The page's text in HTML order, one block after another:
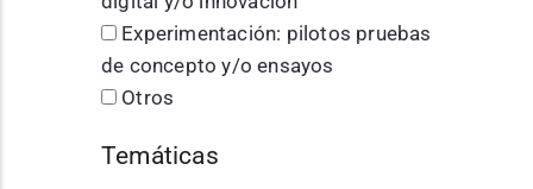
Experimentación: pilotos pruebas
de concepto y/o ensayos
Otros
Temáticas